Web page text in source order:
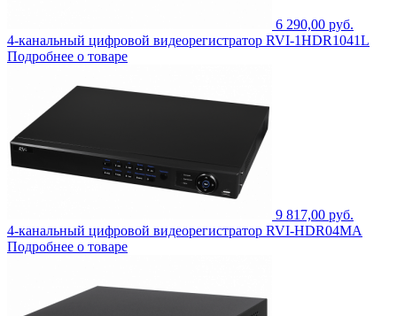
6 290,00 руб.
4-канальный цифровой видеорегистратор RVI-1HDR1041L
Подробнее о товаре
9 817,00 руб.
4-канальный цифровой видеорегистратор RVI-HDR04MA
Подробнее о товаре